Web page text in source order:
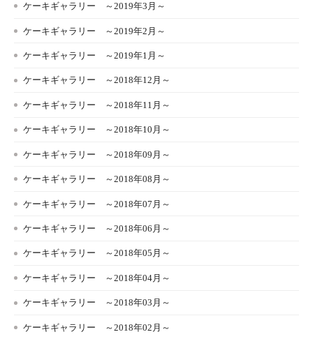
ケーキギャラリー ～2019年3月～
ケーキギャラリー ～2019年2月～
ケーキギャラリー ～2019年1月～
ケーキギャラリー ～2018年12月～
ケーキギャラリー ～2018年11月～
ケーキギャラリー ～2018年10月～
ケーキギャラリー ～2018年09月～
ケーキギャラリー ～2018年08月～
ケーキギャラリー ～2018年07月～
ケーキギャラリー ～2018年06月～
ケーキギャラリー ～2018年05月～
ケーキギャラリー ～2018年04月～
ケーキギャラリー ～2018年03月～
ケーキギャラリー ～2018年02月～